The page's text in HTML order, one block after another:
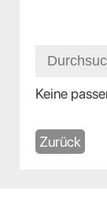
Keine
Zurück